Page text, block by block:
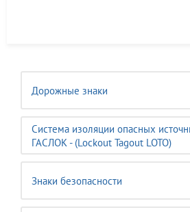
Дорожные знаки
Система изоляции опасных
ГАСЛОК - (Lockout Tagout LOTO)
Знаки безопасности